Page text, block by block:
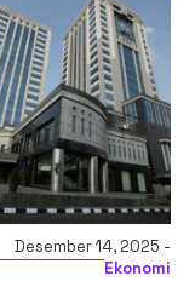
Desember 14, 2025 -
Ekonomi